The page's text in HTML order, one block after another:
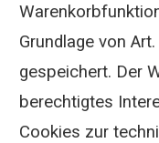
Grundlage von
gespeichert. Der
berechtigtes
Cookies zur